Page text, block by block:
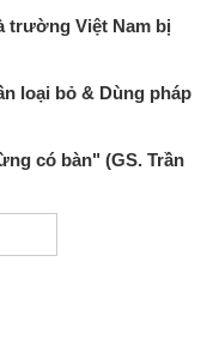
trường Việt Nam bị
loại bỏ & Dùng pháp
có bàn" (GS. Trần